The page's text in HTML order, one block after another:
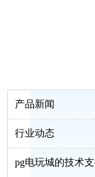
产品新闻
行业动态
pg电玩城的技术